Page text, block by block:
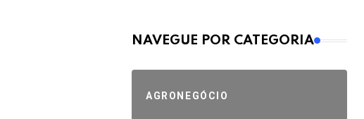
MAIS VISTOS
NAVEGUE POR CATEGORIA
AGRONEGÓCIO